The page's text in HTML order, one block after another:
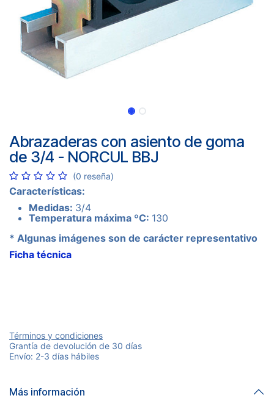
Abrazaderas con asiento de goma
de 3/4 - NORCUL BBJ
(0 reseña)
Características:
Medidas: 3/4
Temperatura máxima ºC: 130
* Algunas imágenes son de carácter representativo
Ficha técnica
Términos y condiciones
Grantía de devolución de 30 días
Envío: 2-3 días hábiles
Más información